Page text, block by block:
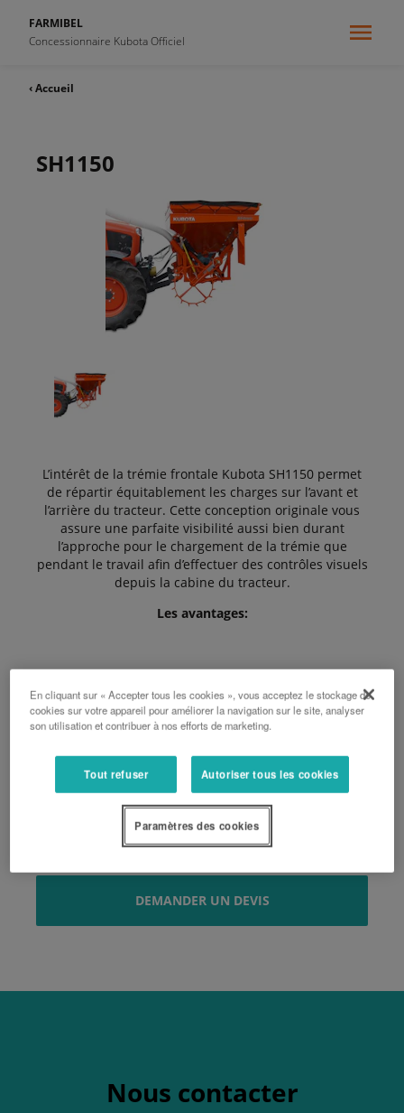
FARMIBEL
Concessionnaire Kubota Officiel
‹ Accueil
SH1150
L’intérêt de la trémie frontale Kubota SH1150 permet
de répartir équitablement les charges sur l’avant et
l’arrière du tracteur. Cette conception originale vous
assure une parfaite visibilité aussi bien durant
l’approche pour le chargement de la trémie que
pendant le travail afin d’effectuer des contrôles visuels
depuis la cabine du tracteur.
Les avantages:
Meilleure répartition des charges
Facilite les manœuvres et la sécurité
Peut être utilisée en combinaison avec un
semoir de précision
DEMANDER UN DEVIS
Nous contacter
En cliquant sur « Accepter tous les cookies », vous acceptez le stockage de
cookies sur votre appareil pour améliorer la navigation sur le site, analyser
son utilisation et contribuer à nos efforts de marketing.
Tout refuser Autoriser tous les cookies
Paramètres des cookies